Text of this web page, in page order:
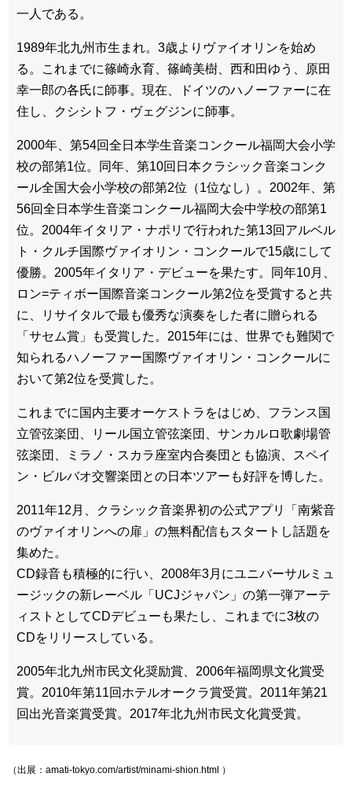
一人である。
1989年北九州市生まれ。3歳よりヴァイオリンを始め
る。これまでに篠崎永育、篠崎美樹、西和田ゆう、原田
幸一郎の各氏に師事。現在、ドイツのハノーファーに在
住し、クシシトフ・ヴェグジンに師事。
2000年、第54回全日本学生音楽コンクール福岡大会小学
校の部第1位。同年、第10回日本クラシック音楽コンク
ール全国大会小学校の部第2位（1位なし）。2002年、第
56回全日本学生音楽コンクール福岡大会中学校の部第1
位。2004年イタリア・ナポリで行われた第13回アルベル
ト・クルチ国際ヴァイオリン・コンクールで15歳にして
優勝。2005年イタリア・デビューを果たす。同年10月、
ロン=ティボー国際音楽コンクール第2位を受賞すると共
に、リサイタルで最も優秀な演奏をした者に贈られる
「サセム賞」も受賞した。2015年には、世界でも難関で
知られるハノーファー国際ヴァイオリン・コンクールに
おいて第2位を受賞した。
これまでに国内主要オーケストラをはじめ、フランス国
立管弦楽団、リール国立管弦楽団、サンカルロ歌劇場管
弦楽団、ミラノ・スカラ座室内合奏団とも協演、スペイ
ン・ビルバオ交響楽団との日本ツアーも好評を博した。
2011年12月、クラシック音楽界初の公式アプリ「南紫音
のヴァイオリンへの扉」の無料配信もスタートし話題を
集めた。
CD録音も積極的に行い、2008年3月にユニバーサルミュ
ージックの新レーベル「UCJジャパン」の第一弾アーテ
ィストとしてCDデビューも果たし、これまでに3枚の
CDをリリースしている。
2005年北九州市民文化奨励賞、2006年福岡県文化賞受
賞。2010年第11回ホテルオークラ賞受賞。2011年第21
回出光音楽賞受賞。2017年北九州市民文化賞受賞。
（出展：amati-tokyo.com/artist/minami-shion.html ）